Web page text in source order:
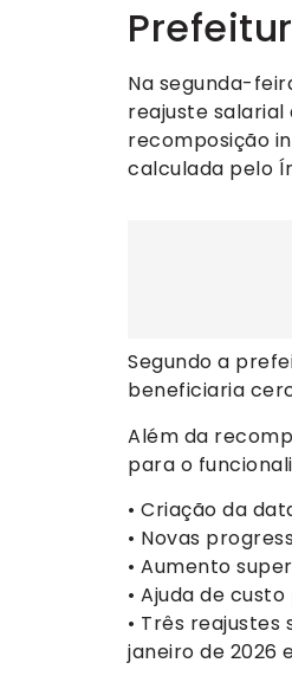
Na segunda-
reajuste salarial
recomposição
calculada pelo
Segundo a
beneficiaria
Além da
para o
• Criação da
• Novas
• Aumento
• Ajuda de
• Três reajustes
janeiro de 2026